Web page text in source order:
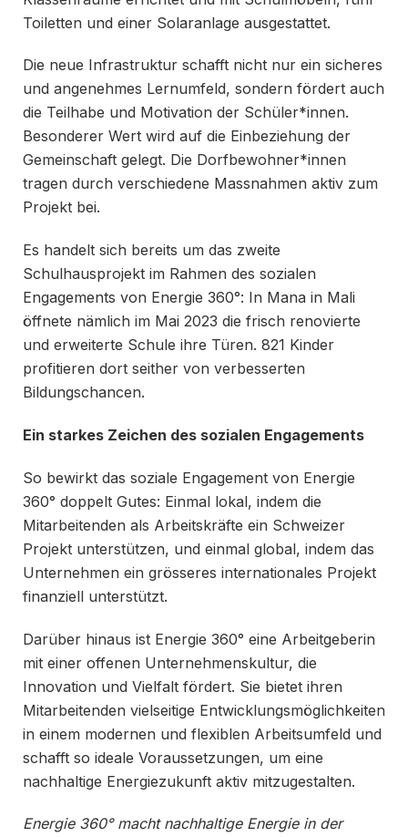
Toiletten und einer Solaranlage ausgestattet.
Die neue Infrastruktur schafft nicht nur ein sicheres
und angenehmes Lernumfeld, sondern fördert auch
die Teilhabe und Motivation der Schüler*innen.
Besonderer Wert wird auf die Einbeziehung der
Gemeinschaft gelegt. Die Dorfbewohner*innen
tragen durch verschiedene Massnahmen aktiv zum
Projekt bei.
Es handelt sich bereits um das zweite
Schulhausprojekt im Rahmen des sozialen
Engagements von Energie 360°: In Mana in Mali
öffnete nämlich im Mai 2023 die frisch renovierte
und erweiterte Schule ihre Türen. 821 Kinder
profitieren dort seither von verbesserten
Bildungschancen.
Ein starkes Zeichen des sozialen Engagements
So bewirkt das soziale Engagement von Energie
360° doppelt Gutes: Einmal lokal, indem die
Mitarbeitenden als Arbeitskräfte ein Schweizer
Projekt unterstützen, und einmal global, indem das
Unternehmen ein grösseres internationales Projekt
finanziell unterstützt.
Darüber hinaus ist Energie 360° eine Arbeitgeberin
mit einer offenen Unternehmenskultur, die
Innovation und Vielfalt fördert. Sie bietet ihren
Mitarbeitenden vielseitige Entwicklungsmöglichkeiten
in einem modernen und flexiblen Arbeitsumfeld und
schafft so ideale Voraussetzungen, um eine
nachhaltige Energiezukunft aktiv mitzugestalten.
Energie 360° macht nachhaltige Energie in der